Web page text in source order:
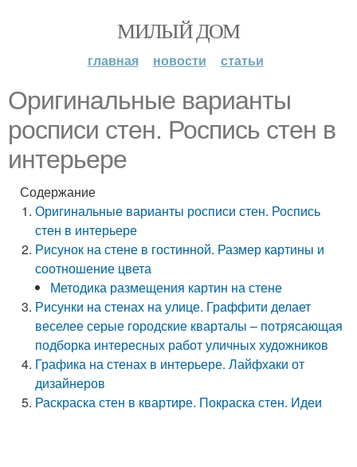
МИЛЫЙ ДОМ
главная новости статьи
Оригинальные варианты
росписи стен. Роспись стен в
интерьере
Содержание
Оригинальные варианты росписи стен. Роспись
стен в интерьере
Рисунок на стене в гостинной. Размер картины и
соотношение цвета
Методика размещения картин на стене
Рисунки на стенах на улице. Граффити делает
веселее серые городские кварталы – потрясающая
подборка интересных работ уличных художников
Графика на стенах в интерьере. Лайфхаки от
дизайнеров
Раскраска стен в квартире. Покраска стен. Идеи